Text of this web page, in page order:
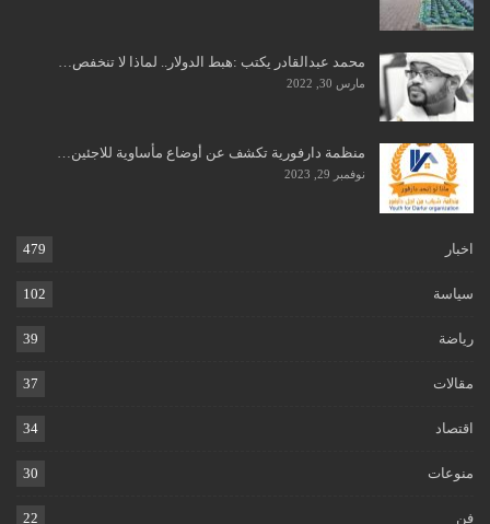
محمد عبدالقادر يكتب :هبط الدولار.. لماذا لا تنخفص…
مارس 30, 2022
منظمة دارفورية تكشف عن أوضاع مأساوية للاجئين…
نوفمبر 29, 2023
اخبار 479
سياسة 102
رياضة 39
مقالات 37
اقتصاد 34
منوعات 30
فن 22